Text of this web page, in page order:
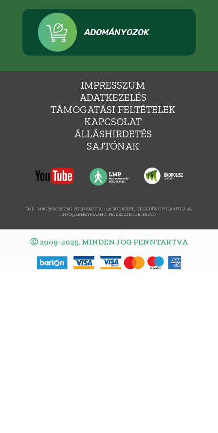
ADOMÁNYOZOK
IMPRESSZUM
ADATKEZELÉS
TÁMOGATÁSI FELTÉTELEK
KAPCSOLAT
ÁLLÁSHIRDETÉS
SAJTÓNAK
LMP - MAGYARORSZÁG ZÖLD PÁRTJA, 1136 BUDAPEST, HEGEDŰS GYULA UTCA 36.,
INFO@LEHETMAS.HU, FEJLESZTETTE:HIDON
Ⓒ 2009-2025. MINDEN JOG FENNTARTVA